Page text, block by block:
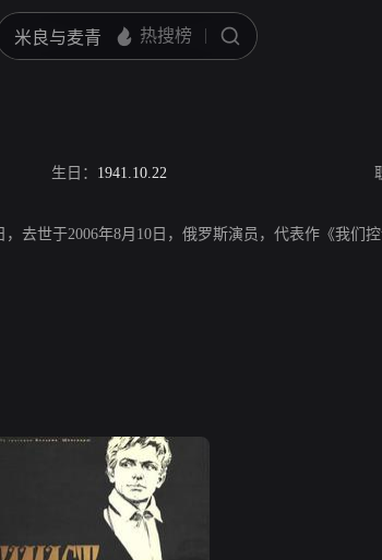
生日： 1941.10.22
，去世于2006年8月10日，俄罗斯演员，代表作《我们控